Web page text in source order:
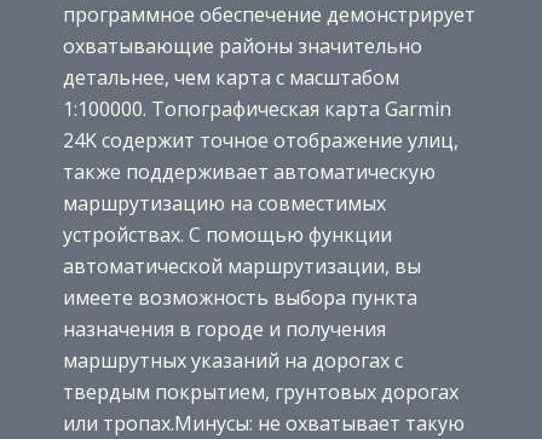
программное обеспечение демонстрирует
охватывающие районы значительно
детальнее, чем карта с масштабом
1:100000. Топографическая карта Garmin
24K содержит точное отображение улиц,
также поддерживает автоматическую
маршрутизацию на совместимых
устройствах. С помощью функции
автоматической маршрутизации, вы
имеете возможность выбора пункта
назначения в городе и получения
маршрутных указаний на дорогах с
твердым покрытием, грунтовых дорогах
или тропах.Минусы: не охватывает такую